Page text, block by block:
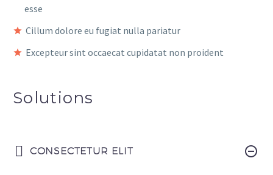
esse
Cillum dolore eu fugiat nulla pariatur
Excepteur sint occaecat cupidatat non proident
Solutions
CONSECTETUR ELIT